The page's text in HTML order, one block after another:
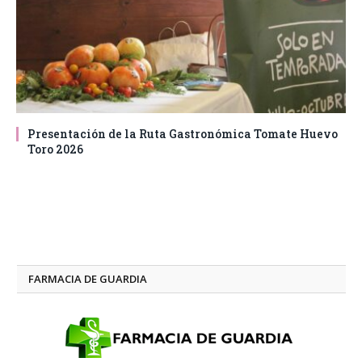
Presentación de la Ruta Gastronómica Tomate Huevo
Toro 2026
FARMACIA DE GUARDIA